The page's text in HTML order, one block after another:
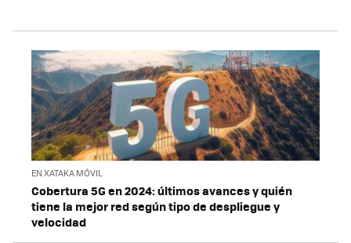
EN XATAKA MÓVIL
Cobertura 5G en 2024: últimos avances y quién
tiene la mejor red según tipo de despliegue y
velocidad